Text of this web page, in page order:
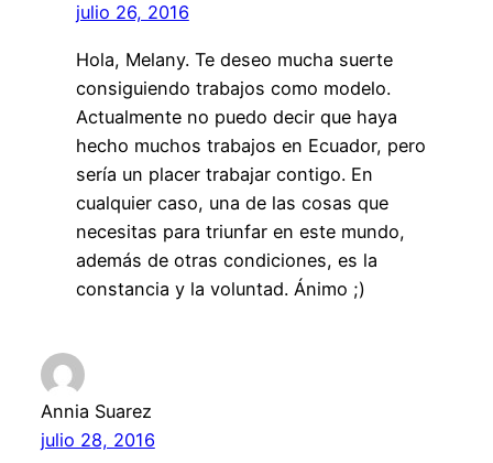
julio 26, 2016
Hola, Melany. Te deseo mucha suerte
consiguiendo trabajos como modelo.
Actualmente no puedo decir que haya
hecho muchos trabajos en Ecuador, pero
sería un placer trabajar contigo. En
cualquier caso, una de las cosas que
necesitas para triunfar en este mundo,
además de otras condiciones, es la
constancia y la voluntad. Ánimo ;)
Annia Suarez
julio 28, 2016